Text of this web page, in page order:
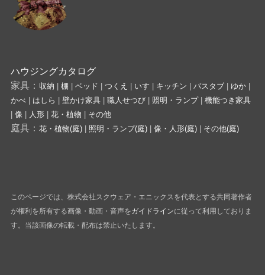
ハウジングカタログ
家具： 収納 棚 ベッド つくえ いす キッチン バスタブ| ゆか|
かべ| はしら 壁かけ家具| 職人せつび| 照明・ランプ| 機能つき家具
像| 人形| 花・植物 その他
庭具： 花・植物(庭)| 照明・ランプ(庭)| 像・人形(庭) その他(庭)
このページでは、株式会社スクウェア・エニックスを代表とする共同著作者
が権利を所有する画像・動画・音声をガイドラインに従って利用しておりま
す。当該画像の転載・配布は禁止いたします。